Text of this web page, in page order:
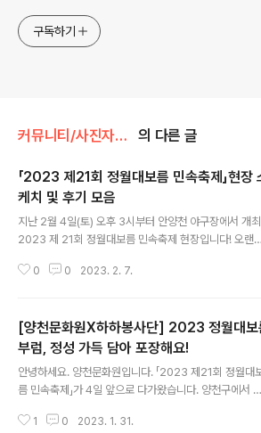
구독하기
커뮤니티/사진자료실 의 다른 글
「2023 제21회 정월대보름 민속축제」현장
케치 및 후기 모음
지난 2월 4일(토) 오후 3시부터 안양천 야구장에서 개
2023 제 21회 정월대보름 민속축제 현장입니다! 오랜만
니다. 오후 3시, 웅장한 풍물놀이로 축제의 개막을 알렸으
이, 한국무용, 민요, 비보잉 공연 등의 다채로운 공연무
펼쳐졌으며 오후 5시부터는 쥐불놀이가 진행되었고 6시
이후엔 달집태우기와 불꽃놀이가 성대히 펼쳐졌습니다.
쌀한 날씨와 많은 인파에 미흡한 부분도 있었지만, 질서와
안전을 지키며 축제를 즐겨주신 모든 분들께 감사드립니
다. 아울러 축제 종료 후 개인 블로그와 SNS에 올려주신
0 0 2023. 2. 7.
[양천문화원X하하봉사단] 2023 정월대보
부럼, 정성 가득 담아 포장해요!
안녕하세요. 양천문화원입니다. 「2023 제21회 정월대
름 민속축제」가 4일 앞으로 다가왔습니다. 양천구에서 활
과 함께 축제에서 나눠드릴 부럼을 포장하고 있습니다. 부
1 0 2023. 1. 31.